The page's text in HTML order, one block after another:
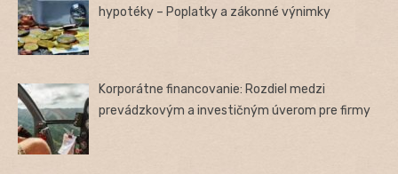
hypotéky – Poplatky a zákonné výnimky
Korporátne financovanie: Rozdiel medzi
prevádzkovým a investičným úverom pre firmy